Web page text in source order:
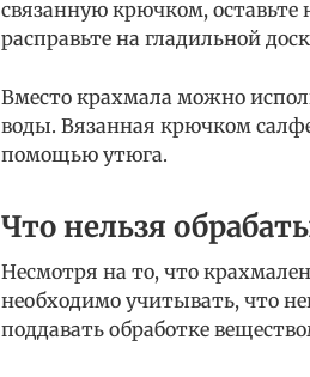
связанную крючком,
расправьте на гладильной
Вместо крахмала можно
воды. Вязанная крючком
помощью утюга.
Что нельзя
Несмотря на то, что
необходимо учитывать, что
поддавать обработке